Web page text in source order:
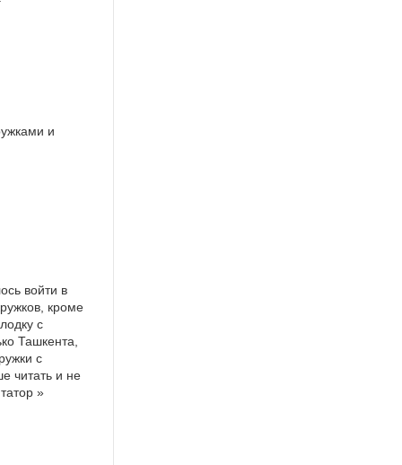
и
войти в
кроме
с
Ташкента,
с
читать и не
»